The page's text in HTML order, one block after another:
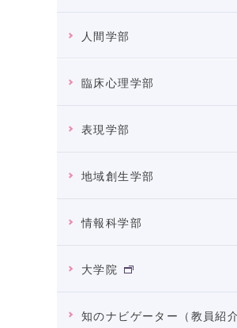
人間学部
臨床心理学部
表現学部
地域創生学部
情報科学部
大学院
知のナビゲーター（教員紹介